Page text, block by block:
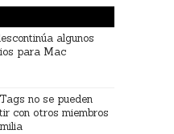
algunos
para Mac
no se pueden
con otros miembros